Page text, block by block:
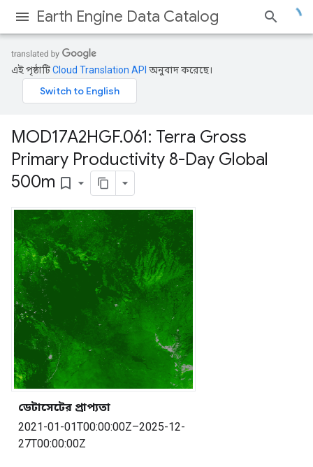
Earth Engine Data Catalog
এই পৃষ্ঠাটিCloud Translation API অনুবাদ করেছে।
MOD17A2HGF.061: Terra Gross
Primary Productivity 8-Day Global
500m bookmark_border
ডেটাসেটের প্রাপ্যতা
2021-01-01T00:00:00Z–2025-12-
27T00:00:00Z